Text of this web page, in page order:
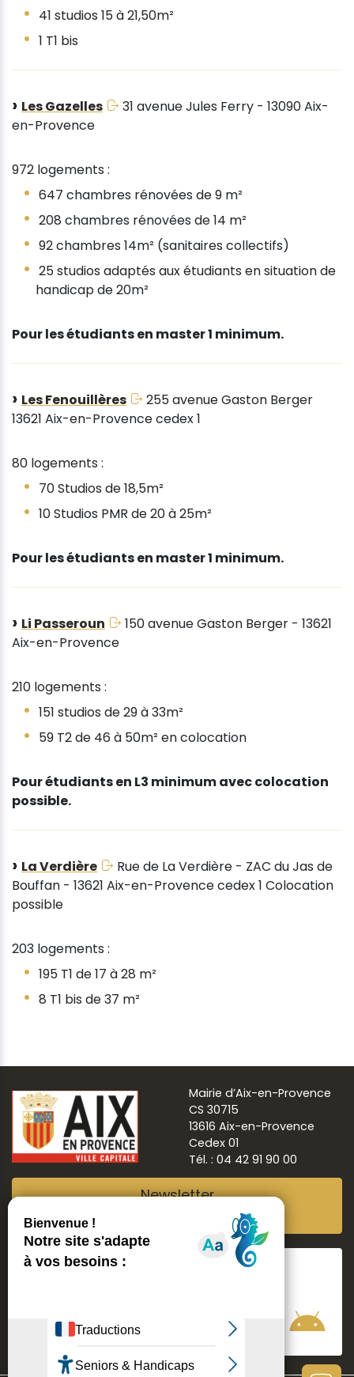
41 studios 15 à 21,50m²
1 T1 bis
Les Gazelles
31 avenue Jules Ferry - 13090 Aix-
en-Provence
972 logements :
647 chambres rénovées de 9 m²
208 chambres rénovées de 14 m²
92 chambres 14m² (sanitaires collectifs)
25 studios adaptés aux étudiants en situation de
handicap de 20m²
Pour les étudiants en master 1 minimum.
Les Fenouillères
255 avenue Gaston Berger
13621 Aix-en-Provence cedex 1
80 logements :
70 Studios de 18,5m²
10 Studios PMR de 20 à 25m²
Pour les étudiants en master 1 minimum.
Li Passeroun
150 avenue Gaston Berger - 13621
Aix-en-Provence
210 logements :
151 studios de 29 à 33m²
59 T2 de 46 à 50m² en colocation
Pour étudiants en L3 minimum avec colocation
possible.
La Verdière
Rue de La Verdière - ZAC du Jas de
Bouffan - 13621 Aix-en-Provence cedex 1 Colocation
possible
203 logements :
195 T1 de 17 à 28 m²
8 T1 bis de 37 m²
Mairie d’Aix-en-Provence
CS 30715
13616 Aix-en-Provence
Cedex 01
Tél. : 04 42 91 90 00
Newsletter
Suivre Aix ma ville